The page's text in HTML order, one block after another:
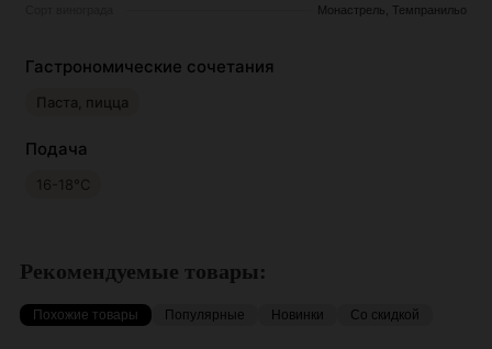
Монастрель, Темпранильо
Гастрономические сочетания
Паста, пицца
Подача
16-18°С
Рекомендуемые товары:
Похожие товары Популярные Новинки Со скидкой